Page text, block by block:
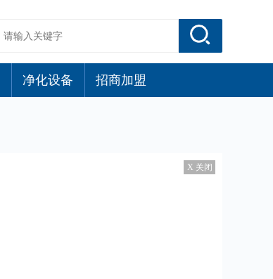
净化设备 招商加盟
X 关闭